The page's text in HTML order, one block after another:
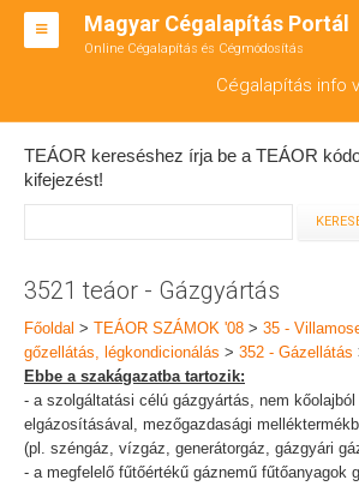
Magyar Cégalapítás Portál
Online Cégalapítás és Cégmódosítás
Cégalapítás info
BT ALAPÍTÁS
RT ALAPÍTÁS
TEÁOR SZÁMOK '08
ENGEDÉLYKÖTELES
KAPCSOLAT
IRODÁK
TEÁOR kereséshez írja be a TEÁOR
kifejezést!
3521 teáor - Gázgyártás
Főoldal > TEÁOR SZÁMOK '08 > 35 -
gőzellátás, légkondicionálás > 352 - Gázellátás
Ebbe a szakágazatba tartozik:
- a szolgáltatási célú gázgyártás, nem
elgázosításával, mezőgazdasági
(pl. széngáz, vízgáz, generátorgáz, gázgyári
- a megfelelő fűtőértékű gáznemű fűtőanyagok